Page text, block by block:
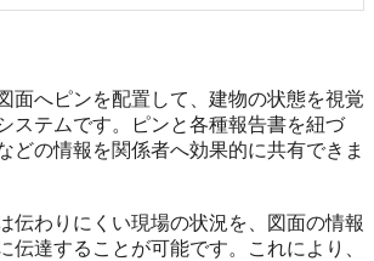
面へピンを配置して、建物の状態を視覚
ステムです。ピンと各種報告書を紐づ
どの情報を関係者へ効果的に共有できま
伝わりにくい現場の状況を、図面の情報
伝達することが可能です。これにより、